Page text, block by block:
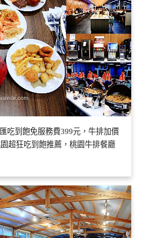
吃到飽免服務費399元，牛排加價
超狂吃到飽推薦，桃園牛排餐廳